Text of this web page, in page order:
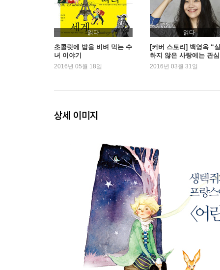
읽다
초콜릿에 밥을 비벼 먹는 수
녀 이야기
2016년 05월 18일
읽다
[커버 스토리] 백영옥 “
하지 않은 사랑에는 관
어요”
2016년 03월 31일
상세 이미지